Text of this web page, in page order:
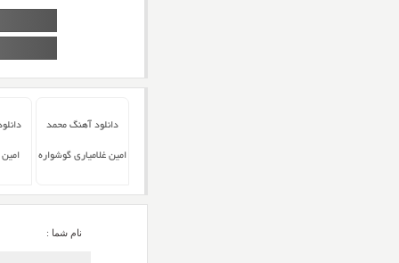
دانلود آهنگ محمد
امین غلامیاری گوشواره امین
نام شما :